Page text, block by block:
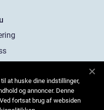
oss
at huske dine indstillinger,
og annoncer. Denne
fortsat brug af websiden